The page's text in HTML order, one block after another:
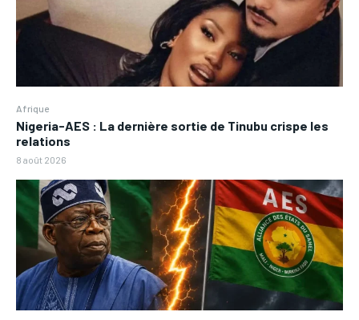
Afrique
Nigeria-AES : La dernière sortie de Tinubu crispe les
relations
8 août 2026